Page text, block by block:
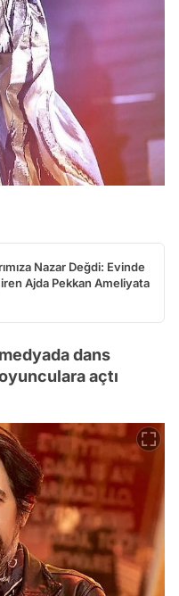
Nazar Değdi: Evinde
Ajda Pekkan Ameliyata
dans
açtı
Video
Test